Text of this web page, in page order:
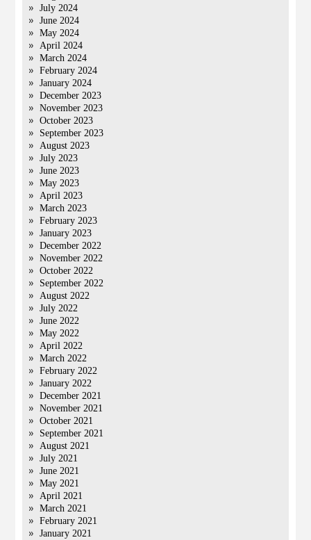
July 2024
June 2024
May 2024
April 2024
March 2024
February 2024
January 2024
December 2023
November 2023
October 2023
September 2023
August 2023
July 2023
June 2023
May 2023
April 2023
March 2023
February 2023
January 2023
December 2022
November 2022
October 2022
September 2022
August 2022
July 2022
June 2022
May 2022
April 2022
March 2022
February 2022
January 2022
December 2021
November 2021
October 2021
September 2021
August 2021
July 2021
June 2021
May 2021
April 2021
March 2021
February 2021
January 2021